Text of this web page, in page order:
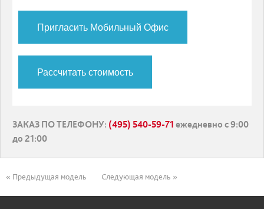
Пригласить Мобильный Офис
Рассчитать стоимость
ЗАКАЗ ПО ТЕЛЕФОНУ: (495) 540-59-71 ежедневно с 9:00
до 21:00
« Предыдущая модель Следующая модель »